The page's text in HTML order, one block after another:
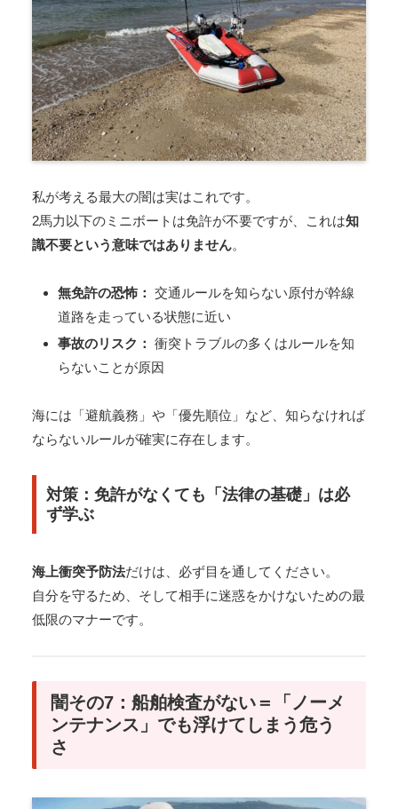
私が考える最大の闇は実はこれです。
2馬力以下のミニボートは免許が不要ですが、これは知
識不要という意味ではありません。
無免許の恐怖： 交通ルールを知らない原付が幹線
道路を走っている状態に近い
事故のリスク： 衝突トラブルの多くはルールを知
らないことが原因
海には「避航義務」や「優先順位」など、知らなければ
ならないルールが確実に存在します。
対策：免許がなくても「法律の基礎」は必
ず学ぶ
海上衝突予防法だけは、必ず目を通してください。
自分を守るため、そして相手に迷惑をかけないための最
低限のマナーです。
闇その7：船舶検査がない＝「ノーメ
ンテナンス」でも浮けてしまう危う
さ